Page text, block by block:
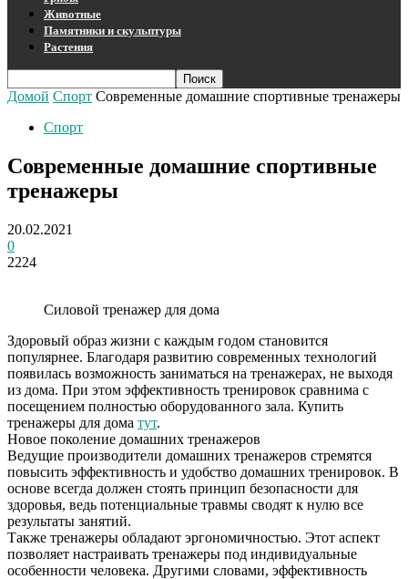
Животные
Памятники и скульптуры
Растения
Домой Спорт Современные домашние спортивные тренажеры
Спорт
Современные домашние спортивные
тренажеры
20.02.2021
0
2224
Силовой тренажер для дома
Здоровый образ жизни с каждым годом становится
популярнее. Благодаря развитию современных технологий
появилась возможность заниматься на тренажерах, не выходя
из дома. При этом эффективность тренировок сравнима с
посещением полностью оборудованного зала. Купить
тренажеры для дома тут.
Новое поколение домашних тренажеров
Ведущие производители домашних тренажеров стремятся
повысить эффективность и удобство домашних тренировок. В
основе всегда должен стоять принцип безопасности для
здоровья, ведь потенциальные травмы сводят к нулю все
результаты занятий.
Также тренажеры обладают эргономичностью. Этот аспект
позволяет настраивать тренажеры под индивидуальные
особенности человека. Другими словами, эффективность